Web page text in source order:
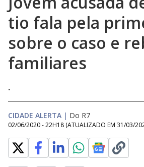
tio fala pela
sobre o caso e
familiares
.
CIDADE ALERTA | Do R7
02/06/2020 - 22H18 (ATUALIZADO EM 31/03/